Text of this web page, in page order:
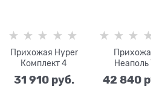
Прихожая Hyper
Комплект 4
31 910 руб.
Прихожая
Неаполь 7
42 840